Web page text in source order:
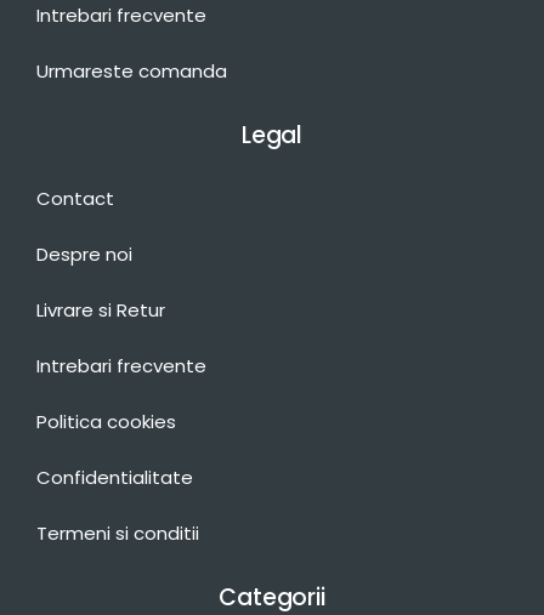
Intrebari frecvente
Urmareste comanda
Legal
Contact
Despre noi
Livrare si Retur
Intrebari frecvente
Politica cookies
Confidentialitate
Termeni si conditii
Categorii